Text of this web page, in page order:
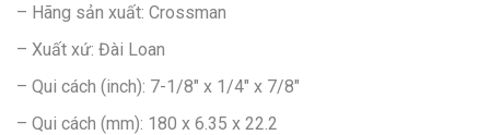
– Hãng sản xuất: Crossman
– Xuất xứ: Đài Loan
– Qui cách (inch): 7-1/8″ x 1/4″ x 7/8″
– Qui cách (mm): 180 x 6.35 x 22.2